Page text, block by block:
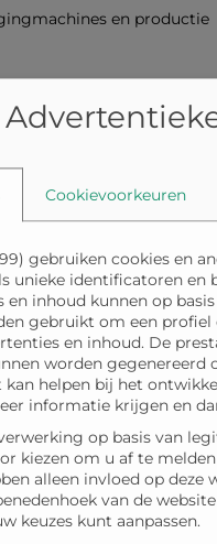
en productie
Cookievoorkeuren
) gebruiken cookies en
unieke identificatoren en
en inhoud kunnen op
gebruikt om een
en inhoud. De
worden gegenereerd
helpen bij het
informatie krijgen en
op basis van
kiezen om u af te
alleen invloed op
van de
keuzes kunt aanpassen.